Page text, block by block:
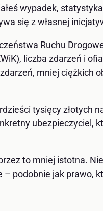
wypadek,
się z własnej
Ruchu
liczba zdarzeń i
mniej ciężkich
tysięcy złotych
ubezpieczyciel,
to mniej istotna.
– podobnie jak prawo,